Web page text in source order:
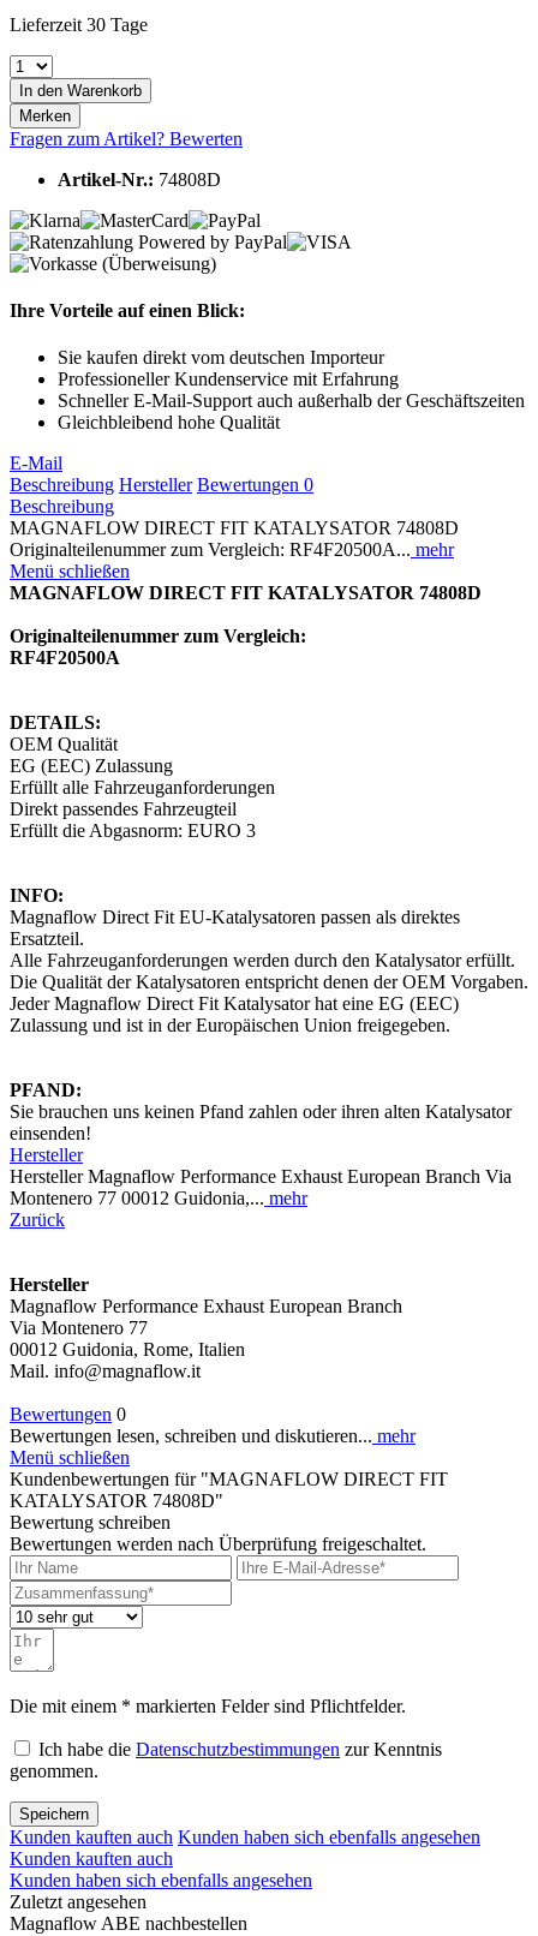
Lieferzeit 30 Tage
In den Warenkorb
Merken
Fragen zum Artikel? Bewerten
Artikel-Nr.: 74808D
Ihre Vorteile auf einen Blick:
Sie kaufen direkt vom deutschen Importeur
Professioneller Kundenservice mit Erfahrung
Schneller E-Mail-Support auch außerhalb der Geschäftszeiten
Gleichbleibend hohe Qualität
E-Mail
Beschreibung Hersteller Bewertungen 0
Beschreibung
MAGNAFLOW DIRECT FIT KATALYSATOR 74808D
Originalteilenummer zum Vergleich: RF4F20500A... mehr
Menü schließen
MAGNAFLOW DIRECT FIT KATALYSATOR 74808D
Originalteilenummer zum Vergleich:
RF4F20500A
DETAILS:
OEM Qualität
EG (EEC) Zulassung
Erfüllt alle Fahrzeuganforderungen
Direkt passendes Fahrzeugteil
Erfüllt die Abgasnorm: EURO 3
INFO:
Magnaflow Direct Fit EU-Katalysatoren passen als direktes
Ersatzteil.
Alle Fahrzeuganforderungen werden durch den Katalysator erfüllt.
Die Qualität der Katalysatoren entspricht denen der OEM Vorgaben.
Jeder Magnaflow Direct Fit Katalysator hat eine EG (EEC)
Zulassung und ist in der Europäischen Union freigegeben.
PFAND:
Sie brauchen uns keinen Pfand zahlen oder ihren alten Katalysator
einsenden!
Hersteller
Hersteller Magnaflow Performance Exhaust European Branch Via
Montenero 77 00012 Guidonia,... mehr
Zurück
Hersteller
Magnaflow Performance Exhaust European Branch
Via Montenero 77
00012 Guidonia, Rome, Italien
Mail. info@magnaflow.it
Bewertungen 0
Bewertungen lesen, schreiben und diskutieren... mehr
Menü schließen
Kundenbewertungen für "MAGNAFLOW DIRECT FIT
KATALYSATOR 74808D"
Bewertung schreiben
Bewertungen werden nach Überprüfung freigeschaltet.
Die mit einem * markierten Felder sind Pflichtfelder.
Ich habe die Datenschutzbestimmungen zur Kenntnis
genommen.
Speichern
Kunden kauften auch Kunden haben sich ebenfalls angesehen
Kunden kauften auch
Kunden haben sich ebenfalls angesehen
Zuletzt angesehen
Magnaflow ABE nachbestellen